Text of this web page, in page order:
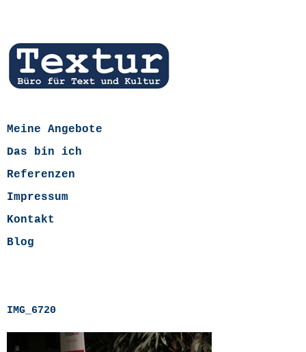
Meine Angebote
Das bin ich
Referenzen
Impressum
Kontakt
Blog
IMG_6720